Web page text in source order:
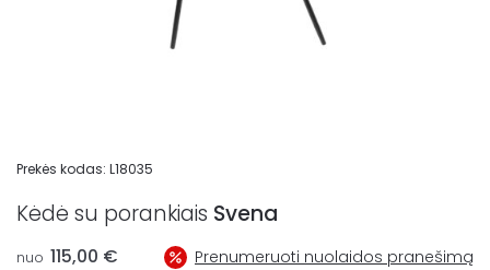
Prekės kodas: L18035
Kėdė su porankiais Svena
nuo 115,00 € Prenumeruoti nuolaidos pranešimą